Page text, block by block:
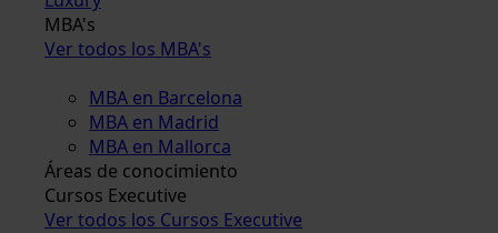
MBA's
Ver todos los MBA's
MBA en Barcelona
MBA en Madrid
MBA en Mallorca
Áreas de conocimiento
Cursos Executive
Ver todos los Cursos Executive